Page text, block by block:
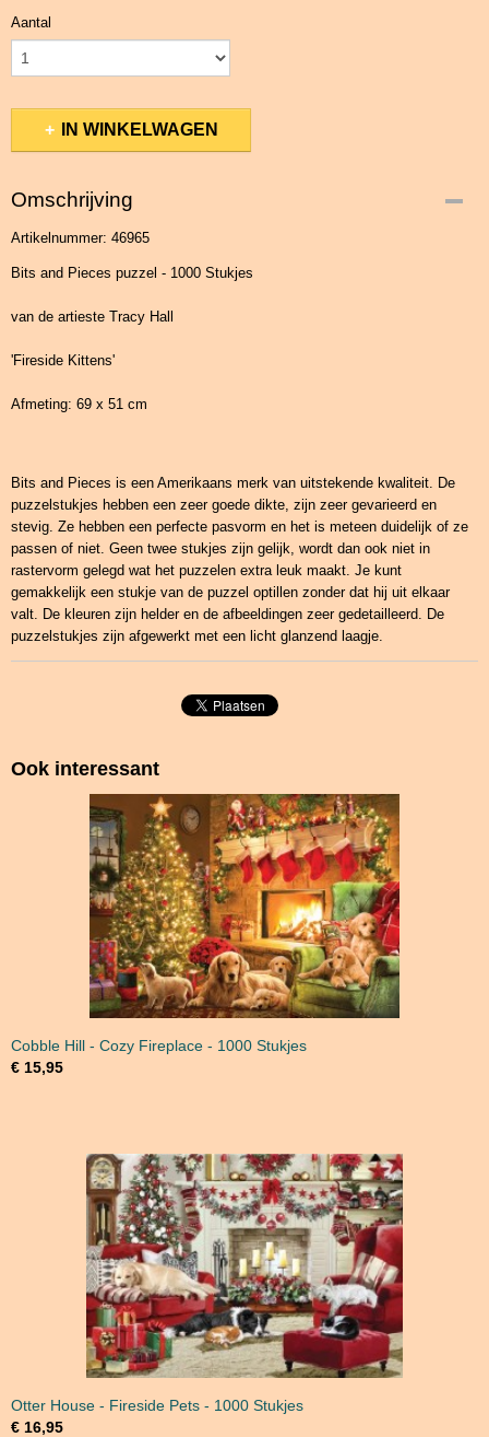
Aantal
IN WINKELWAGEN
Omschrijving
Artikelnummer: 46965
Bits and Pieces puzzel - 1000 Stukjes
van de artieste Tracy Hall
'Fireside Kittens'
Afmeting: 69 x 51 cm
Bits and Pieces is een Amerikaans merk van uitstekende kwaliteit. De
puzzelstukjes hebben een zeer goede dikte, zijn zeer gevarieerd en
stevig. Ze hebben een perfecte pasvorm en het is meteen duidelijk of ze
passen of niet. Geen twee stukjes zijn gelijk, wordt dan ook niet in
rastervorm gelegd wat het puzzelen extra leuk maakt. Je kunt
gemakkelijk een stukje van de puzzel optillen zonder dat hij uit elkaar
valt. De kleuren zijn helder en de afbeeldingen zeer gedetailleerd. De
puzzelstukjes zijn afgewerkt met een licht glanzend laagje.
Ook interessant
Cobble Hill - Cozy Fireplace - 1000 Stukjes
€ 15,95
Otter House - Fireside Pets - 1000 Stukjes
€ 16,95